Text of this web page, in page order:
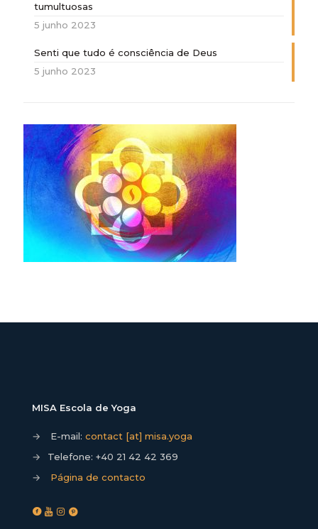
tumultuosas
5 junho 2023
Senti que tudo é consciência de Deus
5 junho 2023
MISA Escola de Yoga
→ E-mail: contact [at] misa.yoga
→
Telefone: +40 21 42 42 369
→
Página de contacto